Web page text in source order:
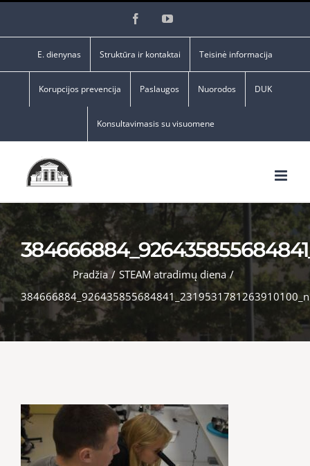
FacebookYouTube
E. dienynas Struktūra ir kontaktai Teisinė informacija
Korupcijos prevencija Paslaugos Nuorodos DUK
Konsultavimasis su visuomene
Pradžia / STEAM atradimų diena /
384666884_926435855684841_2319531781263910100_n